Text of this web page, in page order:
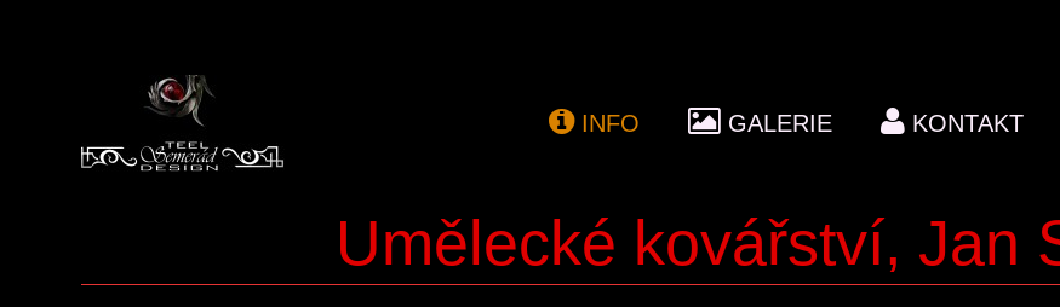
INFO GALERIE KONTAKT
Umělecké kovářství, Jan